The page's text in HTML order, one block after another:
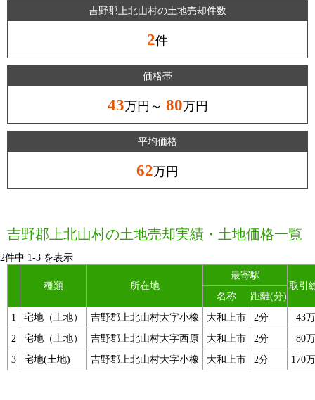
吉野郡上北山村の土地売却件数
2件
価格帯
43万円～ 80万円
平均価格
62万円
吉野郡上北山村の土地売却実績・土地価格一覧
2件中 1-3 を表示
種類 所在地
最寄駅
取引
名称
距離(分)
1
宅地（土地） 吉野郡上北山村大字小橡 大和上市 2分
43
2
宅地（土地） 吉野郡上北山村大字西原 大和上市 2分
80
3
宅地(土地) 吉野郡上北山村大字小橡 大和上市 2分 170